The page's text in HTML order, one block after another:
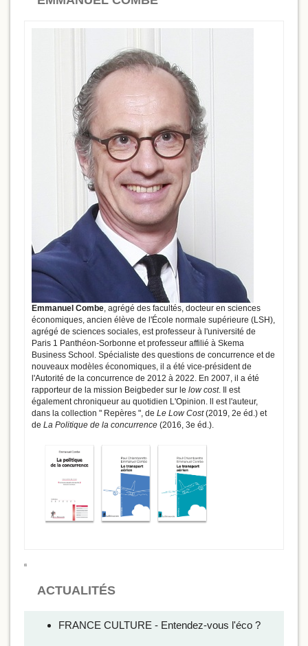
Emmanuel Combe , agrégé des facultés, docteur en sciences
économiques, ancien élève de l'École normale supérieure (LSH),
agrégé de sciences sociales, est professeur à l'université de
Paris 1 Panthéon-Sorbonne et professeur affilié à Skema
Business School. Spécialiste des questions de concurrence et de
nouveaux modèles économiques, il a été vice-président de
l'Autorité de la concurrence de 2012 à 2022. En 2007, il a été
rapporteur de la mission Beigbeder sur le low cost. Il est
également chroniqueur au quotidien L'Opinion. ll est l'auteur,
dans la collection " Repères ", de Le Low Cost(2019, 2e éd.) et
de La Politique de la concurrence (2016, 3e éd.).
ACTUALITÉS
FRANCE CULTURE - Entendez-vous l'éco ?